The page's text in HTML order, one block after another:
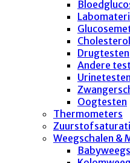
Drugtesten
Andere
Urinetesten
Oogtesten
Thermometers
Weegschalen &